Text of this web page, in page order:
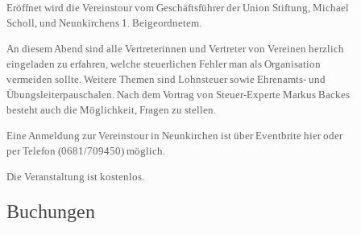
Eröffnet wird die Vereinstour vom Geschäftsführer der Union Stiftung, Michael
Scholl, und Neunkirchens 1. Beigeordnetem.
An diesem Abend sind alle Vertreterinnen und Vertreter von Vereinen herzlich
eingeladen zu erfahren, welche steuerlichen Fehler man als Organisation
vermeiden sollte. Weitere Themen sind Lohnsteuer sowie Ehrenamts- und
Übungsleiterpauschalen. Nach dem Vortrag von Steuer-Experte Markus Backes
besteht auch die Möglichkeit, Fragen zu stellen.
Eine Anmeldung zur Vereinstour in Neunkirchen ist über Eventbrite hier oder
per Telefon (0681/709450) möglich.
Die Veranstaltung ist kostenlos.
Buchungen